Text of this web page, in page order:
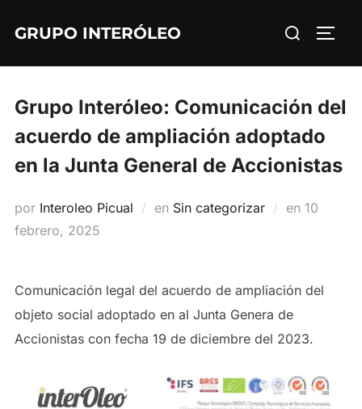
GRUPO INTERÓLEO Buscar:
Grupo Interóleo: Comunicación del
acuerdo de ampliación adoptado
en la Junta General de Accionistas
por Interoleo Picual en Sin categorizar en 10
febrero, 2025
Comunicación legal del acuerdo de ampliación del
objeto social adoptado en al Junta Genera de
Accionistas con fecha 19 de diciembre del 2023.